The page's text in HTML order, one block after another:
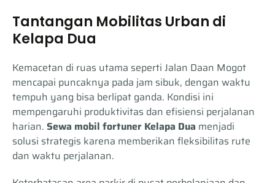
Tantangan Mobilitas Urban di
Kelapa Dua
Kemacetan di ruas utama seperti Jalan Daan Mogot
mencapai puncaknya pada jam sibuk, dengan waktu
tempuh yang bisa berlipat ganda. Kondisi ini
mempengaruhi produktivitas dan efisiensi perjalanan
harian. Sewa mobil fortuner Kelapa Dua menjadi
solusi strategis karena memberikan fleksibilitas rute
dan waktu perjalanan.